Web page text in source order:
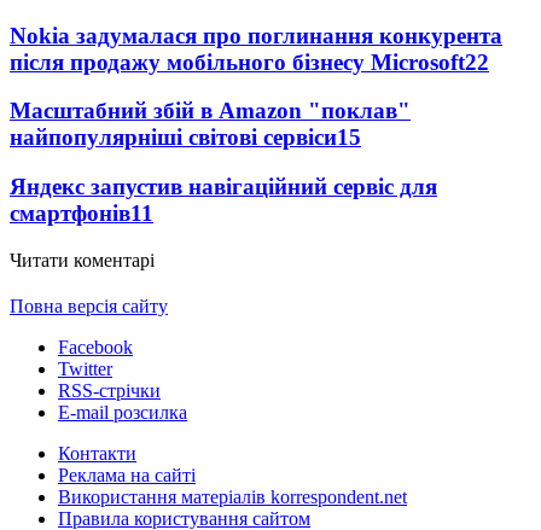
Nokia задумалася про поглинання конкурента
після продажу мобільного бізнесу Microsoft22
Масштабний збій в Amazon "поклав"
найпопулярніші світові сервіси15
Яндекс запустив навігаційний сервіс для
смартфонів11
Читати коментарі
Повна версія сайту
Facebook
Twitter
RSS-стрічки
E-mail розсилка
Контакти
Реклама на сайті
Використання матеріалів korrespondent.net
Правила користування сайтом